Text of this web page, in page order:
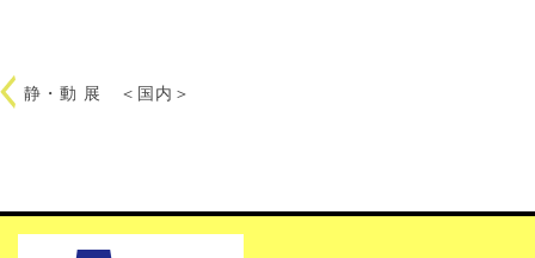
静・動 展 ＜国内＞